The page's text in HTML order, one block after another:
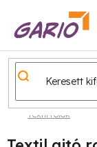
Textil rolók